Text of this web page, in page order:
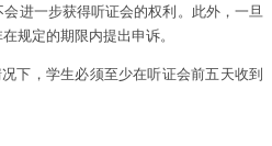
进一步获得听证会的权利。此外，一旦
规定的期限内提出申诉。
下，学生必须至少在听证会前五天收到